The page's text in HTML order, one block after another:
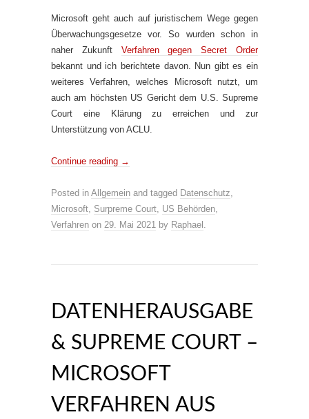
Microsoft geht auch auf juristischem Wege gegen
Überwachungsgesetze vor. So wurden schon in
naher Zukunft Verfahren gegen Secret Order
bekannt und ich berichtete davon. Nun gibt es ein
weiteres Verfahren, welches Microsoft nutzt, um
auch am höchsten US Gericht dem U.S. Supreme
Court eine Klärung zu erreichen und zur
Unterstützung von ACLU.
Continue reading →
Posted in Allgemein and tagged Datenschutz,
Microsoft, Surpreme Court, US Behörden,
Verfahren on 29. Mai 2021 by Raphael .
DATENHERAUSGABE
& SUPREME COURT –
MICROSOFT
VERFAHREN AUS